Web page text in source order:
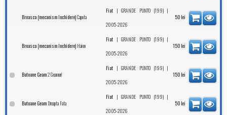
Broasca (mecanism Inchidere)Capota
Fiat |GRANDE PUNTO (199) |
2005-2026
50 lei
Broasca (mecanism Inchidere) Haion
Fiat |GRANDE PUNTO (199) |
2005-2026
150 lei
Butoane Geam2 Geamuri
Fiat |GRANDE PUNTO (199) |
2005-2026
150 lei
Butoane Geam Dreapta Fata
Fiat |GRANDE PUNTO (199) |
2005-2026
50 lei